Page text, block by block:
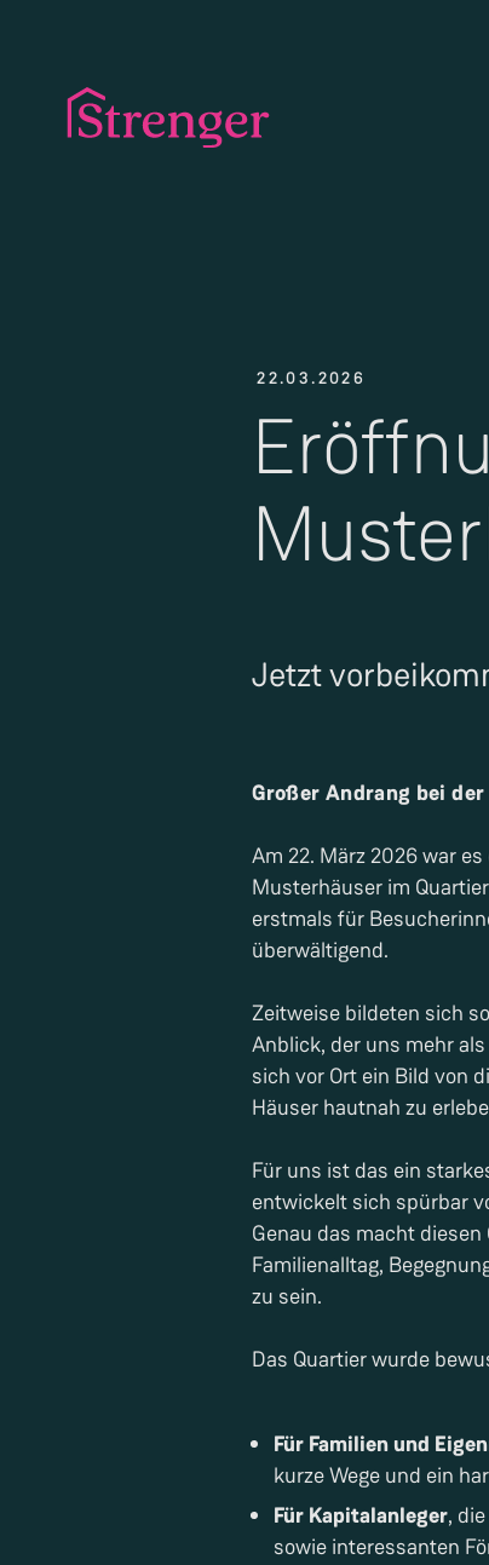
22.03.2026
Jetzt
Großer Andrang bei
Am 22. März 2026 war
Musterhäuser im
erstmals für
überwältigend.
Zeitweise bildeten sich
Anblick, der uns mehr
sich vor Ort ein Bild von
Häuser hautnah zu
Für uns ist das ein
entwickelt sich spürbar
Genau das macht
Familienalltag,
zu sein.
Das Quartier wurde
Für Familien und
kurze Wege und ein
Für Kapitalanleger,
sowie interessanten